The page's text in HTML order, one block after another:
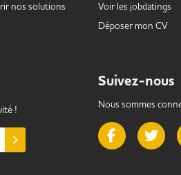
nos solutions
Voir les jobdatings
Déposer mon CV
!
Suivez-nous
Nous sommes
Page